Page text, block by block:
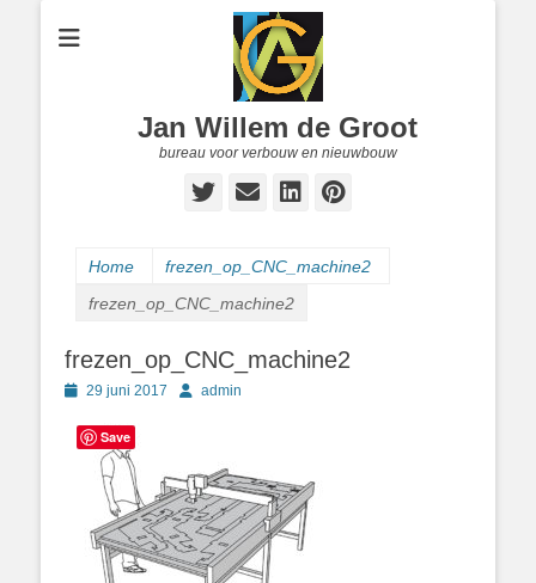
Jan Willem de Groot
bureau voor verbouw en nieuwbouw
Twitter
E-
LinkedIn
Pinterest
Home
frezen_op_CNC_machine2
frezen_op_CNC_machine2
frezen_op_CNC_machine2
Geplaatst
29 juni 2017 Authoradmin
Save